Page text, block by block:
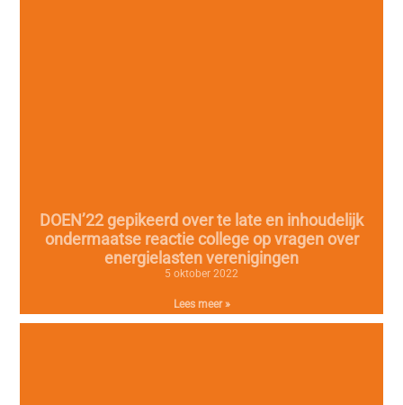
DOEN’22 gepikeerd over te late en inhoudelijk
ondermaatse reactie college op vragen over
energielasten verenigingen
5 oktober 2022
Lees meer »